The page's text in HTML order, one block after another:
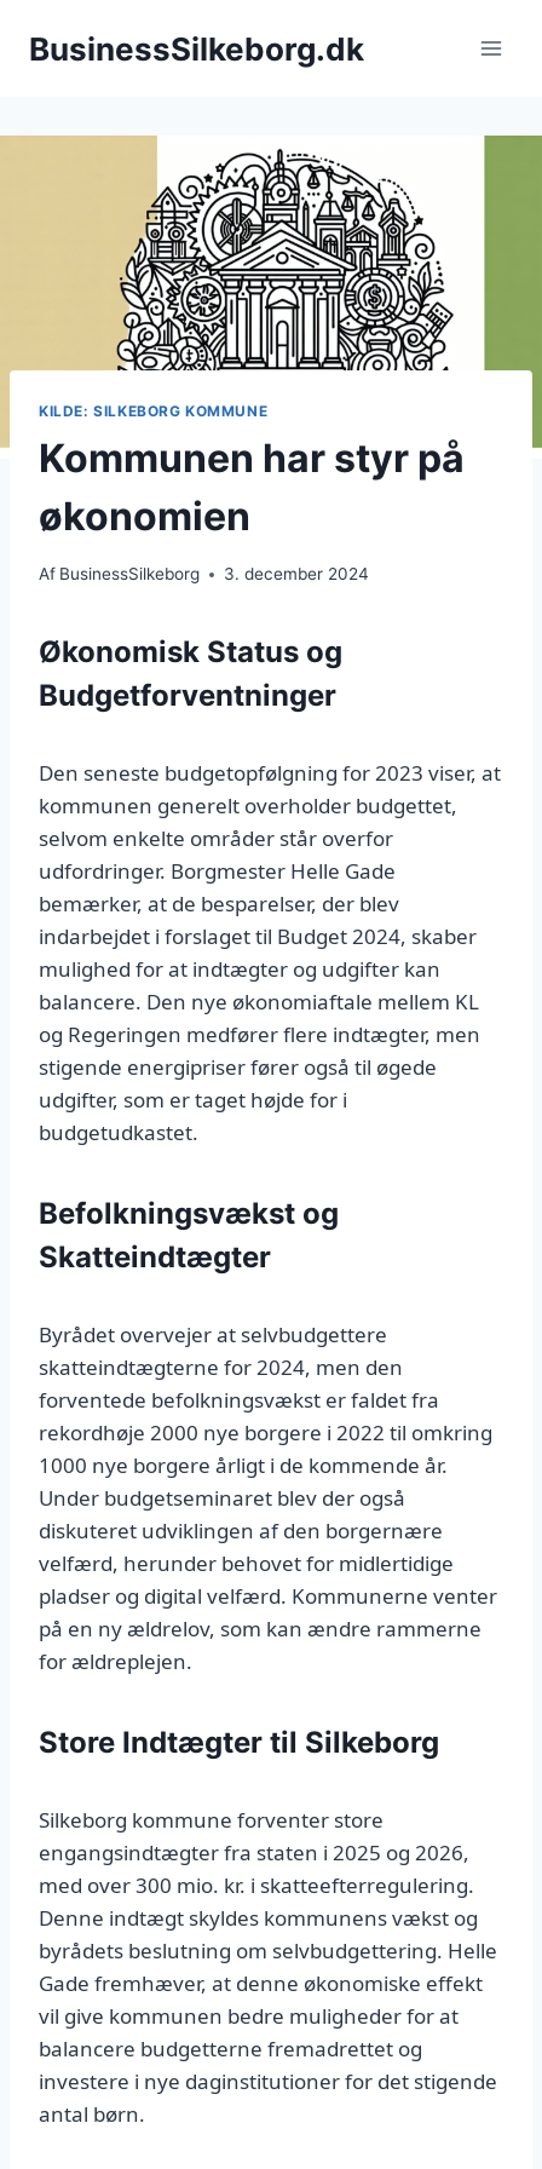
BusinessSilkeborg.dk
KILDE: SILKEBORG KOMMUNE
Kommunen har styr på
økonomien
Af BusinessSilkeborg 3. december 2024
Økonomisk Status og
Budgetforventninger
Den seneste budgetopfølgning for 2023 viser, at
kommunen generelt overholder budgettet,
selvom enkelte områder står overfor
udfordringer. Borgmester Helle Gade
bemærker, at de besparelser, der blev
indarbejdet i forslaget til Budget 2024, skaber
mulighed for at indtægter og udgifter kan
balancere. Den nye økonomiaftale mellem KL
og Regeringen medfører flere indtægter, men
stigende energipriser fører også til øgede
udgifter, som er taget højde for i
budgetudkastet.
Befolkningsvækst og
Skatteindtægter
Byrådet overvejer at selvbudgettere
skatteindtægterne for 2024, men den
forventede befolkningsvækst er faldet fra
rekordhøje 2000 nye borgere i 2022 til omkring
1000 nye borgere årligt i de kommende år.
Under budgetseminaret blev der også
diskuteret udviklingen af den borgernære
velfærd, herunder behovet for midlertidige
pladser og digital velfærd. Kommunerne venter
på en ny ældrelov, som kan ændre rammerne
for ældreplejen.
Store Indtægter til Silkeborg
Silkeborg kommune forventer store
engangsindtægter fra staten i 2025 og 2026,
med over 300 mio. kr. i skatteefterregulering.
Denne indtægt skyldes kommunens vækst og
byrådets beslutning om selvbudgettering. Helle
Gade fremhæver, at denne økonomiske effekt
vil give kommunen bedre muligheder for at
balancere budgetterne fremadrettet og
investere i nye daginstitutioner for det stigende
antal børn.